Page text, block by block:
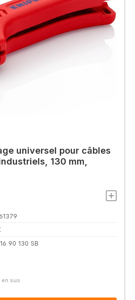
universel pour câbles
130 mm,
16 90 130 SB
en sus